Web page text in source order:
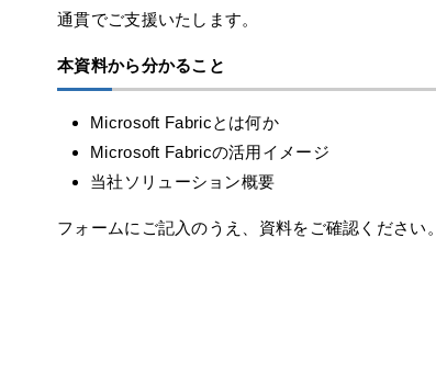
通貫でご支援いたします。
本資料から分かること
Microsoft Fabricとは何か
Microsoft Fabricの活用イメージ
当社ソリューション概要
フォームにご記入のうえ、資料をご確認ください。